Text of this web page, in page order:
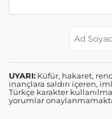
UYARI: Küfür, hakaret,
inançlara saldırı içeren,
Türkçe karakter
yorumlar